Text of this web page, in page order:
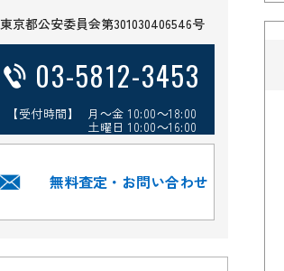
東京都公安委員会第301030406546号
03-5812-3453
【受付時間】 月～金 10:00～18:00
土曜日 10:00～16:00
無料査定・お問い合わせ